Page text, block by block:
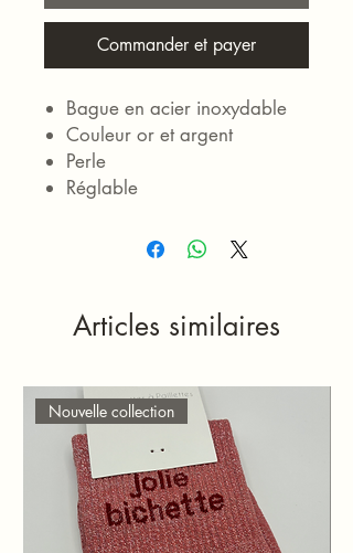
Commander et payer
Bague en acier inoxydable
Couleur or et argent
Perle
Réglable
Articles similaires
Nouvelle collection